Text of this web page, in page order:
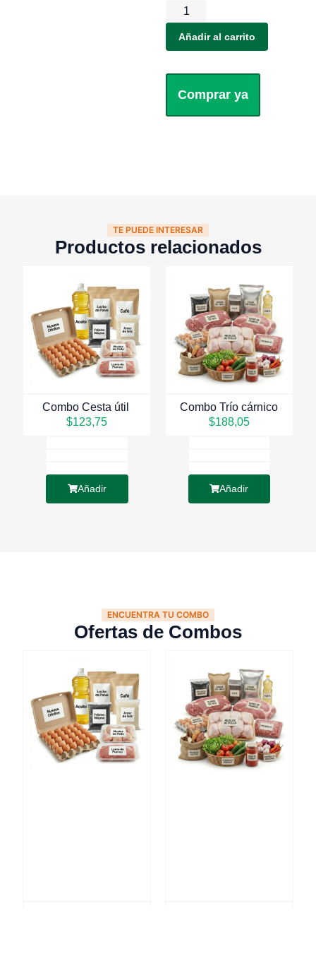
Añadir al carrito
Comprar ya
TE PUEDE INTERESAR
Productos relacionados
Combo Cesta útil
$123,75
Añadir
Combo Trío cárnico
$188,05
Añadir
ENCUENTRA TU COMBO
Ofertas de Combos